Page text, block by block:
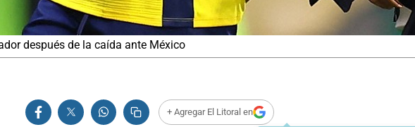
después de la caída ante México
+ Agregar El Litoral en